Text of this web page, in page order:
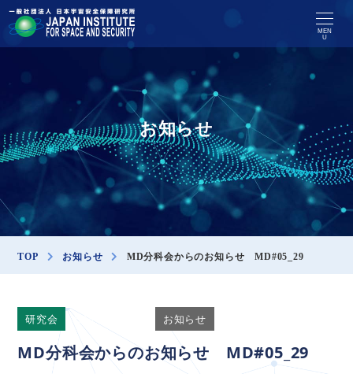
MEN
U
お知らせ
TOP お知らせ MD分科会からのお知らせ MD#05_29
研究会 お知らせ
MD分科会からのお知らせ MD#05_29